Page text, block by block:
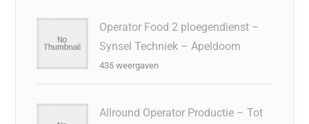
Operator Food 2 ploegendienst –
Synsel Techniek – Apeldoorn
435 weergaven
Allround Operator Productie – Tot